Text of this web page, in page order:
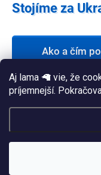
Aj lama 🦙 vie, že
príjemnejší.
Stojíme za
Ako a čím